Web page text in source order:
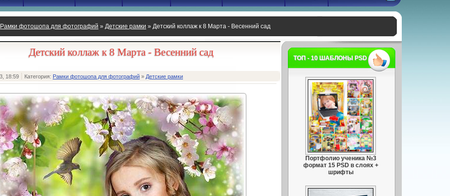
Рамки фотошопа для фотографий » Детские рамки » Детский коллаж к 8 Марта - Весенний сад
Детский коллаж к 8 Марта - Весенний сад
18:59 Категория: Рамки фотошопа для фотографий » Детские рамки
ТОП - 10 ШАБЛОНЫ PSD
Портфолио ученика №3
формат 15 PSD в слоях +
шрифты